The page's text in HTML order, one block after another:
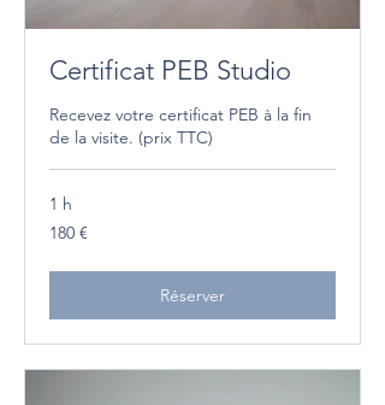
Certificat PEB Studio
Recevez votre certificat PEB à la fin
de la visite. (prix TTC)
1 h
180
euros
180 €
Réserver